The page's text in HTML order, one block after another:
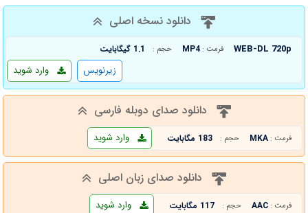
دانلود نسخه اصلی
WEB-DL 720p فرمت : MP4 حجم : 1.1 گیگابایت
وارد شوید زیرنویس
دانلود صدای دوبله فارسی
فرمت : MKA حجم : 183 مگابایت وارد شوید
دانلود صدای زبان اصلی
فرمت : AAC حجم : 117 مگابایت وارد شوید